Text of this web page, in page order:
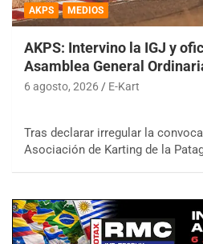
AKPS MEDIOS
AKPS: Intervino la IGJ y
Asamblea General
6 agosto, 2026 E-Kart
Tras declarar irregular la
Asociación de Karting de la